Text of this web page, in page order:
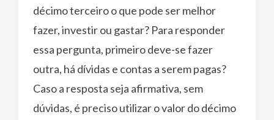
décimo terceiro o que pode ser melhor
fazer, investir ou gastar? Para responder
essa pergunta, primeiro deve-se fazer
outra, há dívidas e contas a serem pagas?
Caso a resposta seja afirmativa, sem
dúvidas, é preciso utilizar o valor do décimo